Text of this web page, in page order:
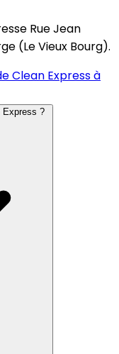
Rue Jean
(Le Vieux Bourg).
Clean Express à
Express ?